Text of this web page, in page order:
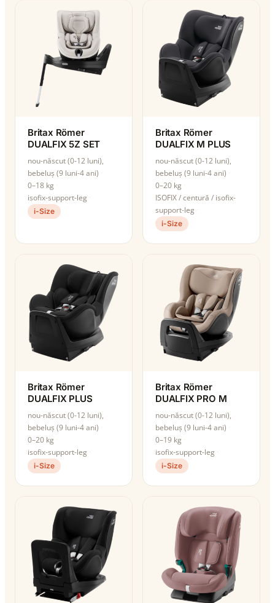
Britax Römer
DUALFIX 5Z SET
nou-născut (0-12 luni),
bebeluș (9 luni-4 ani)
0–18 kg
isofix-support-leg
i-Size
Britax Römer
DUALFIX M PLUS
nou-născut (0-12 luni),
bebeluș (9 luni-4 ani)
0–20 kg
ISOFIX / centură / isofix-
support-leg
i-Size
Britax Römer
DUALFIX PLUS
nou-născut (0-12 luni),
bebeluș (9 luni-4 ani)
0–20 kg
isofix-support-leg
i-Size
Britax Römer
DUALFIX PRO M
nou-născut (0-12 luni),
bebeluș (9 luni-4 ani)
0–19 kg
isofix-support-leg
i-Size